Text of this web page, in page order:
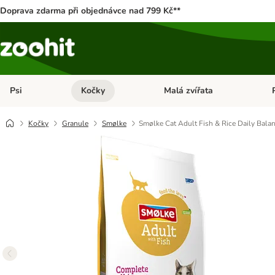
Doprava zdarma při objednávce nad 799 Kč**
Psi Otevřít menu: Psi
Kočky Otevřít menu: Kočky
Malá zvířata
Kočky Granule Smølke Smølke Cat Adult Fish & Rice Daily